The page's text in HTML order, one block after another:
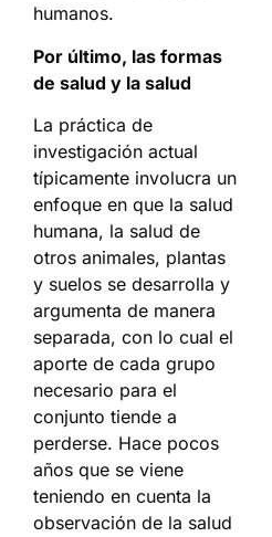
humanos.
Por último, las formas
de salud y la salud
La práctica de
investigación actual
típicamente involucra un
enfoque en que la salud
humana, la salud de
otros animales, plantas
y suelos se desarrolla y
argumenta de manera
separada, con lo cual el
aporte de cada grupo
necesario para el
conjunto tiende a
perderse. Hace pocos
años que se viene
teniendo en cuenta la
observación de la salud